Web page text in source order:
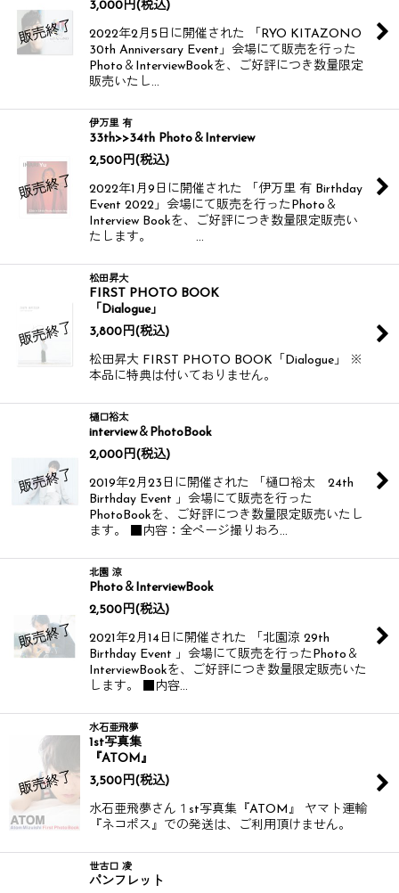
3,000 円(税込)
2022年2月5日に開催された 「RYO KITAZONO
30th Anniversary Event」会場にて販売を行った
Photo＆InterviewBookを、ご好評につき数量限定
販売いたし…
伊万里 有
33th>>34th Photo＆Interview
2,500 円(税込)
2022年1月9日に開催された 「伊万里 有 Birthday
Event 2022」会場にて販売を行ったPhoto＆
Interview Bookを、ご好評につき数量限定販売い
たします。 …
松田昇大
FIRST PHOTO BOOK
「Dialogue」
3,800 円(税込)
松田昇大 FIRST PHOTO BOOK「Dialogue」 ※
本品に特典は付いておりません。
樋口裕太
interview＆PhotoBook
2,000 円(税込)
2019年2月23日に開催された 「樋口裕太 24th
Birthday Event 」会場にて販売を行った
PhotoBookを、ご好評につき数量限定販売いたし
ます。 ■内容：全ページ撮りおろ…
北園 涼
Photo＆InterviewBook
2,500 円(税込)
2021年2月14日に開催された 「北園涼 29th
Birthday Event 」会場にて販売を行ったPhoto＆
InterviewBookを、ご好評につき数量限定販売いた
します。 ■内容…
水石亜飛夢
1st写真集
『ATOM』
3,500 円(税込)
水石亜飛夢さん１st写真集『ATOM』 ヤマト運輸
『ネコポス』での発送は、ご利用頂けません。
世古口 凌
パンフレット